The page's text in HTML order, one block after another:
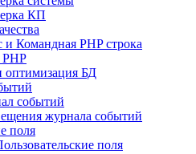
КП
и Командная PHP строка
оптимизация БД
событий
журнала событий
поля
поля